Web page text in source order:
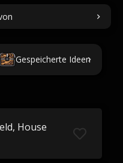
Gespeicherte Ideen
House